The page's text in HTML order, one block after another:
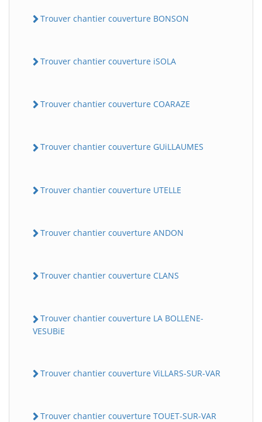
Trouver chantier couverture BONSON
Trouver chantier couverture iSOLA
Trouver chantier couverture COARAZE
Trouver chantier couverture GUiLLAUMES
Trouver chantier couverture UTELLE
Trouver chantier couverture ANDON
Trouver chantier couverture CLANS
Trouver chantier couverture LA BOLLENE-
VESUBiE
Trouver chantier couverture ViLLARS-SUR-VAR
Trouver chantier couverture TOUET-SUR-VAR